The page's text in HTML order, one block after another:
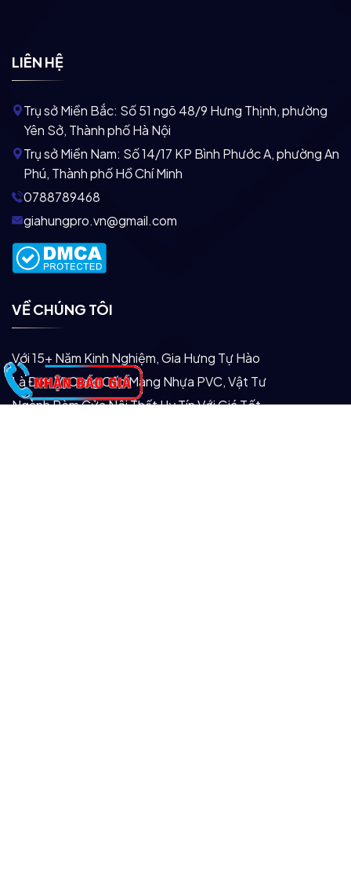
LIÊN HỆ
Trụ sở Miền Bắc: Số 51 ngõ 48/9 Hưng Thịnh, phường
Yên Sở, Thành phố Hà Nội
Trụ sở Miền Nam: Số 14/17 KP Bình Phước A, phường An
Phú, Thành phố Hồ Chí Minh
0788789468
giahungpro.vn@gmail.com
VỀ CHÚNG TÔI
Với 15+ Năm Kinh Nghiệm, Gia Hưng Tự Hào
Là Đơn Vị Cung Cấp Màng Nhựa PVC, Vật Tư
Ngành Rèm Cửa Nội Thất Uy Tín Với Giá Tốt